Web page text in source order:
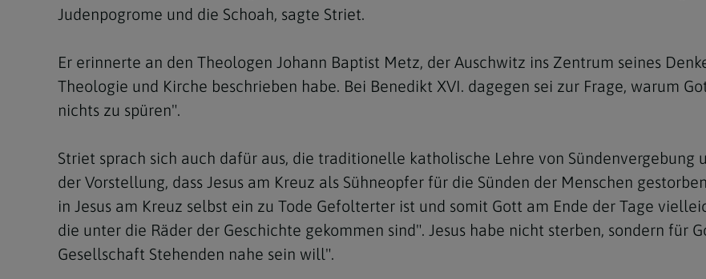
Judenpogrome und die Schoah, sagte Striet.
Er erinnerte an den Theologen Johann Baptist Metz, der Auschwitz ins Zentrum seines
Theologie und Kirche beschrieben habe. Bei Benedikt XVI. dagegen sei zur Frage, warum
nichts zu spüren".
Striet sprach sich auch dafür aus, die traditionelle katholische Lehre von Sündenvergebung
der Vorstellung, dass Jesus am Kreuz als Sühneopfer für die Sünden der Menschen
in Jesus am Kreuz selbst ein zu Tode Gefolterter ist und somit Gott am Ende der Tage
die unter die Räder der Geschichte gekommen sind". Jesus habe nicht sterben, sondern für
Gesellschaft Stehenden nahe sein will".